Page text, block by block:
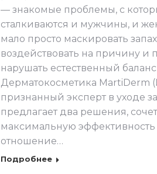
— знакомые проблемы, с
сталкиваются и мужчины, и
мало просто маскировать
воздействовать на причину и
нарушать естественный
Дерматокосметика MartiDerm
признанный эксперт в уходе
предлагает два решения,
максимальную
отношение…
Подробнее